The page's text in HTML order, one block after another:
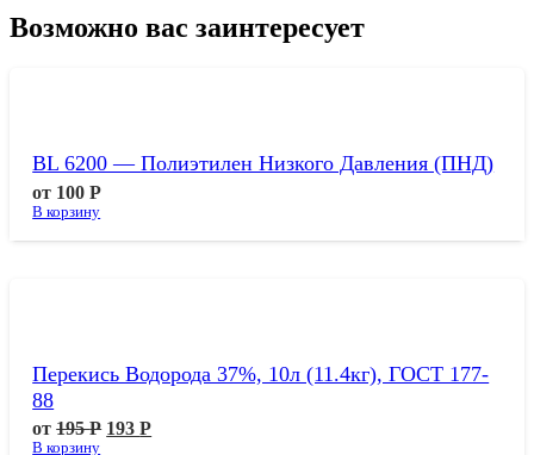
Возможно вас заинтересует
BL 6200 — Полиэтилен Низкого Давления (ПНД)
от 100Р
В корзину
Перекись Водорода 37%, 10л (11.4кг), ГОСТ 177-
88
от195Р 193Р
В корзину